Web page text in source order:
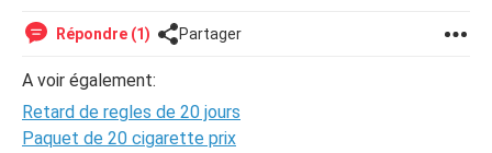
Répondre (1) Partager
A voir également:
Retard de regles de 20 jours
Paquet de 20 cigarette prix